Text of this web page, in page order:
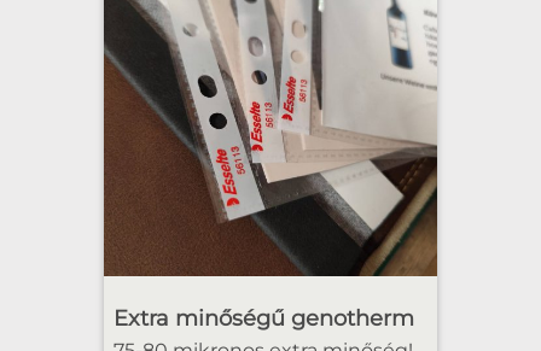
Extra minőségű genotherm